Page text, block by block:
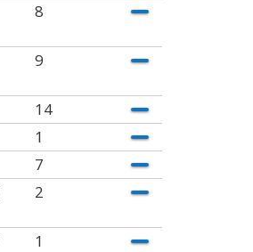
8
9
14
1
7
2
1